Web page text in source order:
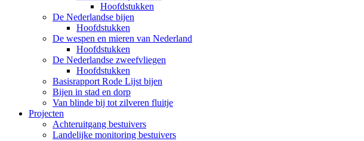
Hoofdstukken
De Nederlandse bijen
Hoofdstukken
De wespen en mieren van Nederland
Hoofdstukken
De Nederlandse zweefvliegen
Hoofdstukken
Basisrapport Rode Lijst bijen
Bijen in stad en dorp
Van blinde bij tot zilveren fluitje
Projecten
Achteruitgang bestuivers
Landelijke monitoring bestuivers